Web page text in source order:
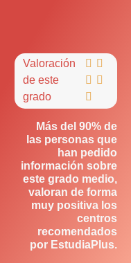
Valoración
de este
grado
 
 

Más del 90% de
las personas que
han pedido
información sobre
este grado medio,
valoran de forma
muy positiva los
centros
recomendados
por EstudiaPlus.